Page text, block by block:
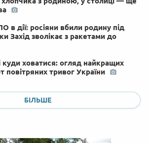
в дії: росіяни вбили родину під
Захід зволікає з ракетами до
куди ховатися: огляд найкращих
повітряних тривог України
БІЛЬШЕ